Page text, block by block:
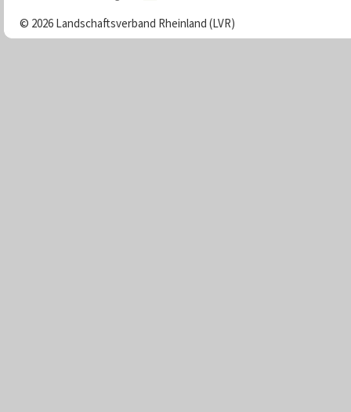
© 2026 Landschaftsverband Rheinland (LVR)